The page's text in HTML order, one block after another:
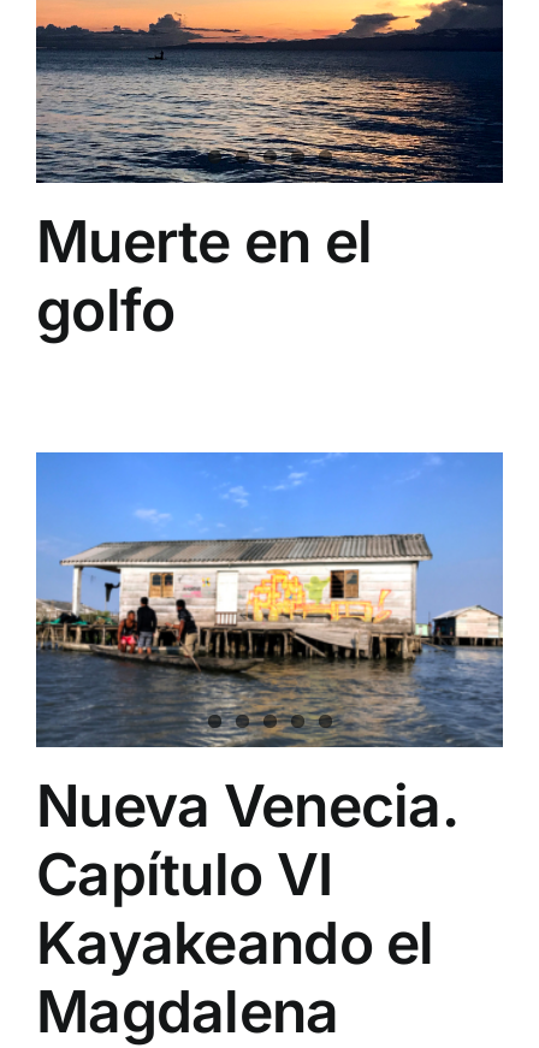
Muerte en el
golfo
Nueva Venecia.
Capítulo VI
Kayakeando el
Magdalena